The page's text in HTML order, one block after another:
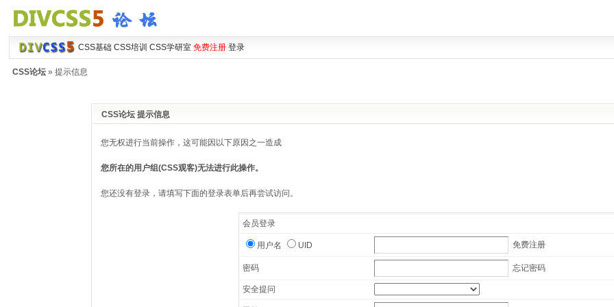
CSS基础 CSS培训 CSS学研室 免费注册 登录
CSS论坛 » 提示信息
CSS论坛 提示信息
您无权进行当前操作，这可能因以下原因之一造成
您所在的用户组(CSS观客)无法进行此操作。
您还没有登录，请填写下面的登录表单后再尝试访问。
会员登录
用户名 UID 免费注册
密码 忘记密码
安全提问